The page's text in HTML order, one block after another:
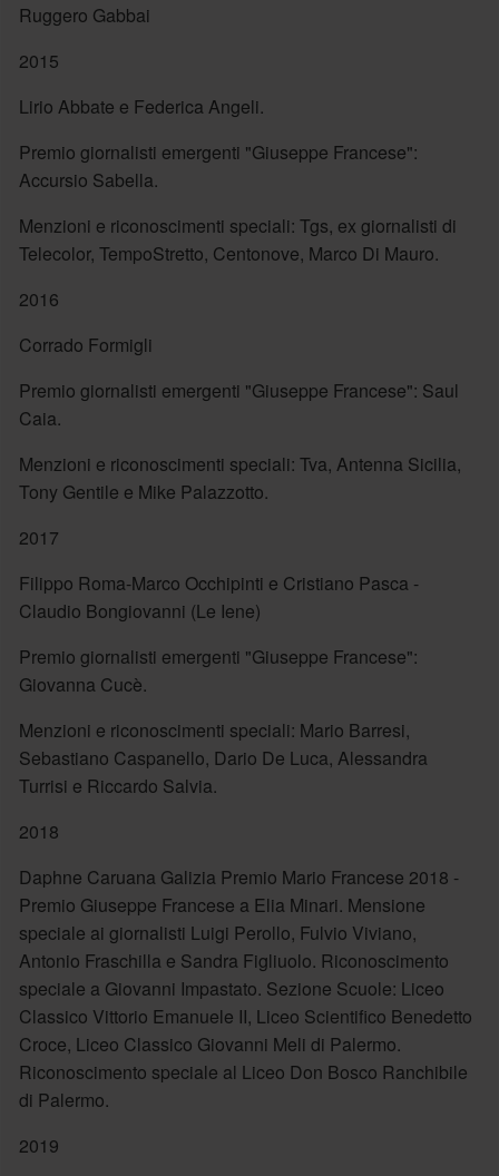
Ruggero Gabbai
2015
Lirio Abbate e Federica Angeli.
Premio giornalisti emergenti "Giuseppe Francese":
Accursio Sabella.
Menzioni e riconoscimenti speciali: Tgs, ex giornalisti di
Telecolor, TempoStretto, Centonove, Marco Di Mauro.
2016
Corrado Formigli
Premio giornalisti emergenti "Giuseppe Francese": Saul
Caia.
Menzioni e riconoscimenti speciali: Tva, Antenna Sicilia,
Tony Gentile e Mike Palazzotto.
2017
Filippo Roma-Marco Occhipinti e Cristiano Pasca -
Claudio Bongiovanni (Le Iene)
Premio giornalisti emergenti "Giuseppe Francese":
Giovanna Cucè.
Menzioni e riconoscimenti speciali: Mario Barresi,
Sebastiano Caspanello, Dario De Luca, Alessandra
Turrisi e Riccardo Salvia.
2018
Daphne Caruana Galizia Premio Mario Francese 2018 -
Premio Giuseppe Francese a Elia Minari. Mensione
speciale ai giornalisti Luigi Perollo, Fulvio Viviano,
Antonio Fraschilla e Sandra Figliuolo. Riconoscimento
speciale a Giovanni Impastato. Sezione Scuole: Liceo
Classico Vittorio Emanuele II, Liceo Scientifico Benedetto
Croce, Liceo Classico Giovanni Meli di Palermo.
Riconoscimento speciale al Liceo Don Bosco Ranchibile
di Palermo.
2019